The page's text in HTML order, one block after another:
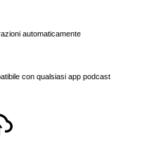
automaticamente
con qualsiasi app podcast